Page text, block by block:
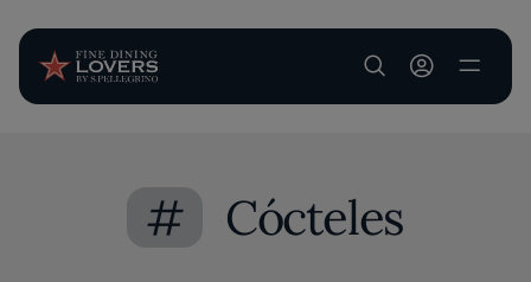
User account
# Cócteles